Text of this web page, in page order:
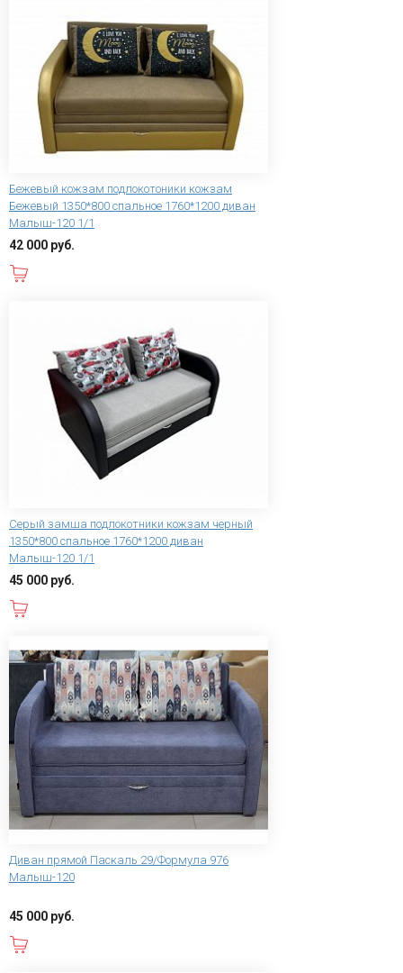
Бежевый кожзам подлокотоники кожзам
Бежевый 1350*800 спальное 1760*1200 диван
Малыш-120 1/1
42 000 руб.
Серый замша подлокотники кожзам черный
1350*800 спальное 1760*1200 диван
Малыш-120 1/1
45 000 руб.
Диван прямой Паскаль 29/Формула 976
Малыш-120
45 000 руб.